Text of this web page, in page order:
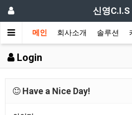
신영C.I.S
메인 회사소개 솔루션
Login
Have a Nice Day!